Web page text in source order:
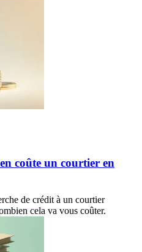
coûte un courtier en
de crédit à un courtier
cela va vous coûter.